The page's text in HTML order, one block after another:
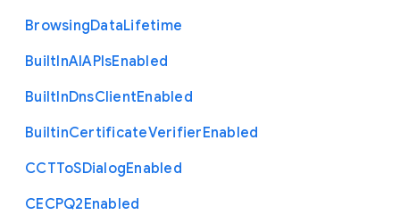
BrowsingDataLifetime
BuiltInAIAPIsEnabled
BuiltInDnsClientEnabled
BuiltinCertificateVerifierEnabled
CCTToSDialogEnabled
CECPQ2Enabled